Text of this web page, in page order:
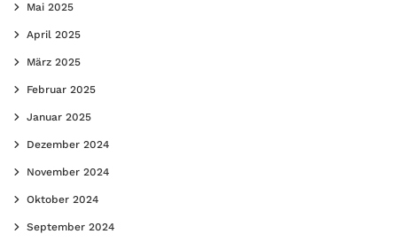
Mai 2025
April 2025
März 2025
Februar 2025
Januar 2025
Dezember 2024
November 2024
Oktober 2024
September 2024